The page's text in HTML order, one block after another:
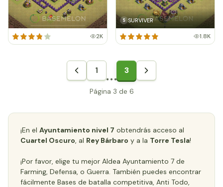
2K
S SURVIVER
1.8K
1 3
Página 3 de 6
¡En el Ayuntamiento nivel 7 obtendrás acceso al
Cuartel Oscuro, al Rey Bárbaro y a la Torre Tesla!
¡Por favor, elige tu mejor Aldea Ayuntamiento 7 de
Farming, Defensa, o Guerra. También puedes encontrar
fácilmente Bases de batalla competitiva, Anti Todo,